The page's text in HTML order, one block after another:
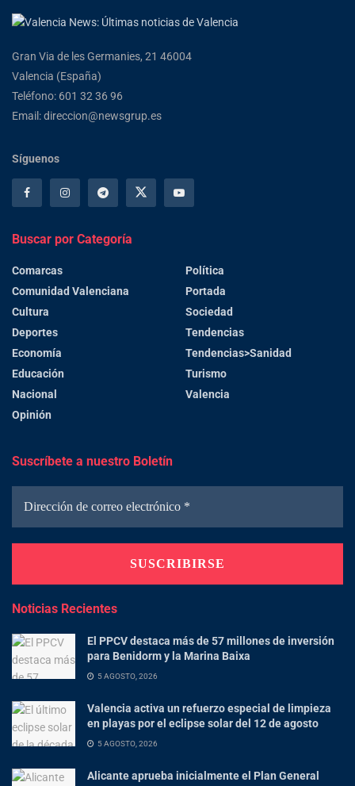
Gran Via de les Germanies, 21 46004
Valencia (España)
Teléfono: 601 32 36 96
Email: direccion@newsgrup.es
Síguenos
Buscar por Categoría
Comarcas
Comunidad Valenciana
Cultura
Deportes
Economía
Educación
Nacional
Opinión
Política
Portada
Sociedad
Tendencias
Tendencias>Sanidad
Turismo
Valencia
Suscríbete a nuestro Boletín
Noticias Recientes
El PPCV destaca más de 57 millones de inversión
para Benidorm y la Marina Baixa
5 AGOSTO, 2026
Valencia activa un refuerzo especial de limpieza
en playas por el eclipse solar del 12 de agosto
5 AGOSTO, 2026
Alicante aprueba inicialmente el Plan General